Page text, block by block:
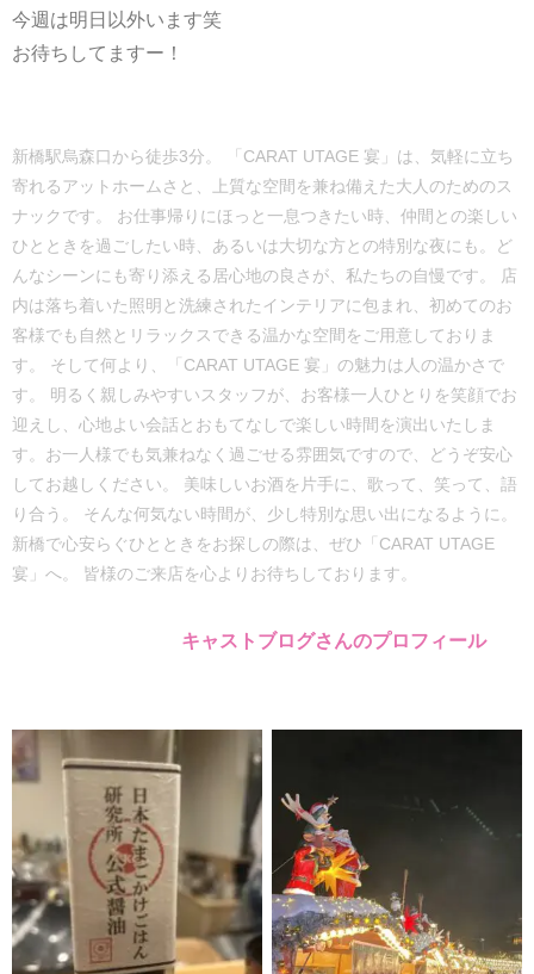
今週は明日以外います笑
お待ちしてますー！
新橋駅烏森口から徒歩3分。 「CARAT UTAGE 宴」は、気軽に立ち
寄れるアットホームさと、上質な空間を兼ね備えた大人のためのス
ナックです。 お仕事帰りにほっと一息つきたい時、仲間との楽しい
ひとときを過ごしたい時、あるいは大切な方との特別な夜にも。ど
んなシーンにも寄り添える居心地の良さが、私たちの自慢です。 店
内は落ち着いた照明と洗練されたインテリアに包まれ、初めてのお
客様でも自然とリラックスできる温かな空間をご用意しておりま
す。 そして何より、「CARAT UTAGE 宴」の魅力は人の温かさで
す。 明るく親しみやすいスタッフが、お客様一人ひとりを笑顔でお
迎えし、心地よい会話とおもてなしで楽しい時間を演出いたしま
す。お一人様でも気兼ねなく過ごせる雰囲気ですので、どうぞ安心
してお越しください。 美味しいお酒を片手に、歌って、笑って、語
り合う。 そんな何気ない時間が、少し特別な思い出になるように。
新橋で心安らぐひとときをお探しの際は、ぜひ「CARAT UTAGE
宴」へ。 皆様のご来店を心よりお待ちしております。
キャストブログさんのプロフィール